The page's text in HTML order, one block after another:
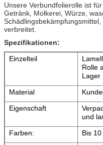
Unsere Verbundfolierolle ist
Getränk, Molkerei, Würze,
verbreitet.
Spezifikationen:
Einzelteil
Rolle
Lager
Material
Eigenschaft
und
Farben:
Bis